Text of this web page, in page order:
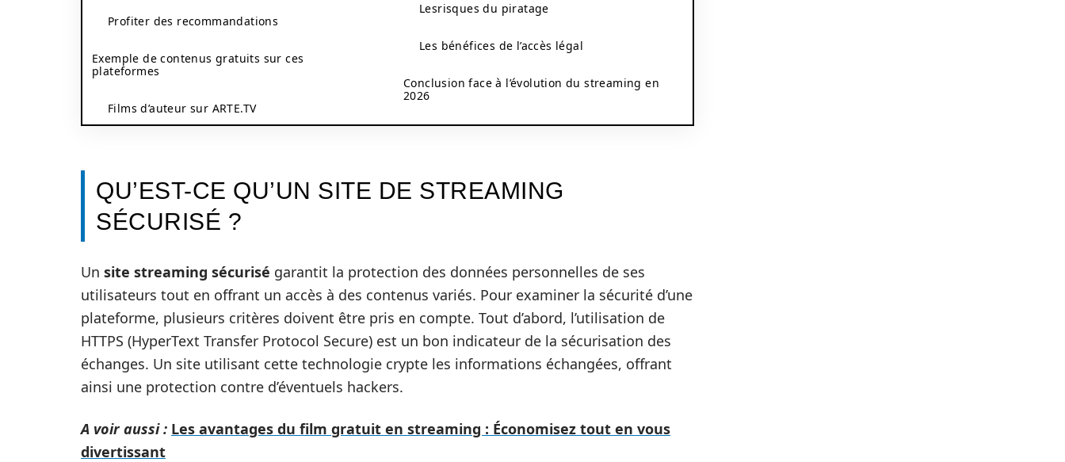
Profiter des recommandations
Exemple de contenus gratuits sur ces
plateformes
Films d’auteur sur ARTE.TV
Lesrisques du piratage
Les bénéfices de l’accès légal
Conclusion face à l’évolution du streaming en
2026
QU’EST-CE QU’UN SITE DE STREAMING
SÉCURISÉ ?
Un site streaming sécurisé garantit la protection des données personnelles de ses
utilisateurs tout en offrant un accès à des contenus variés. Pour examiner la sécurité d’une
plateforme, plusieurs critères doivent être pris en compte. Tout d’abord, l’utilisation de
HTTPS (HyperText Transfer Protocol Secure) est un bon indicateur de la sécurisation des
échanges. Un site utilisant cette technologie crypte les informations échangées, offrant
ainsi une protection contre d’éventuels hackers.
A voir aussi : Les avantages du film gratuit en streaming : Économisez tout en vous
divertissant